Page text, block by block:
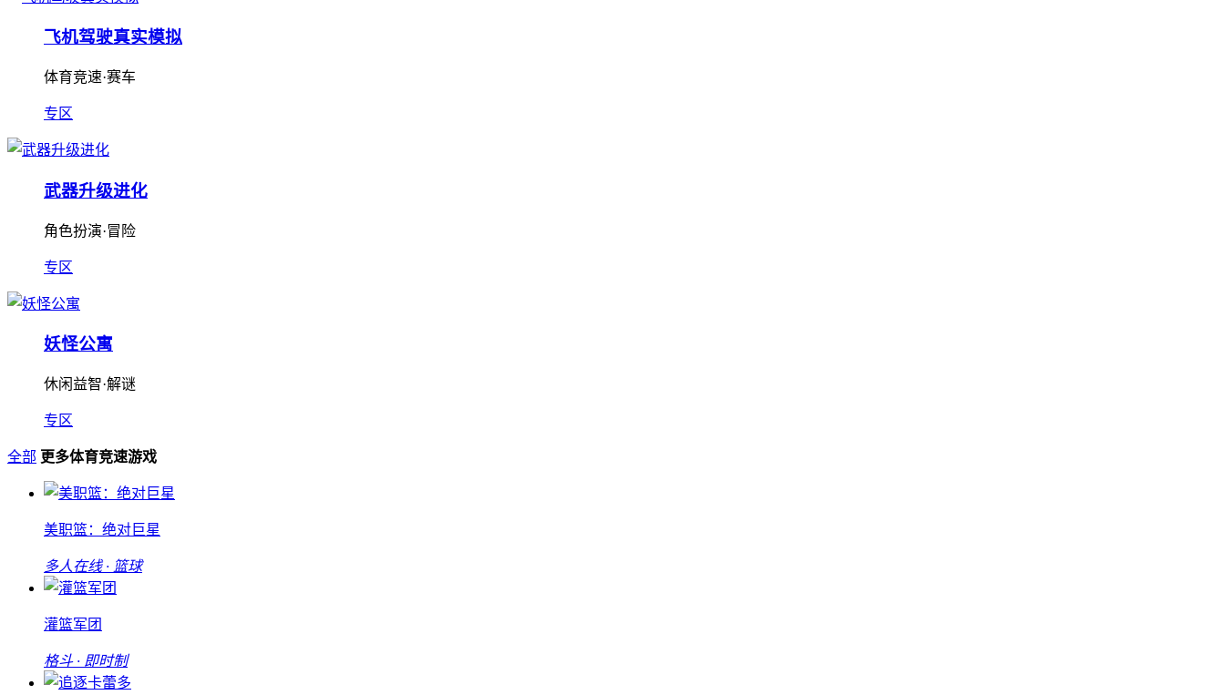
飞机驾驶真实模拟
体育竞速·赛车
专区
武器升级进化
角色扮演·冒险
专区
妖怪公寓
休闲益智·解谜
专区
全部 更多体育竞速游戏
美职篮：绝对巨星
多人在线 · 篮球
灌篮军团
格斗 · 即时制